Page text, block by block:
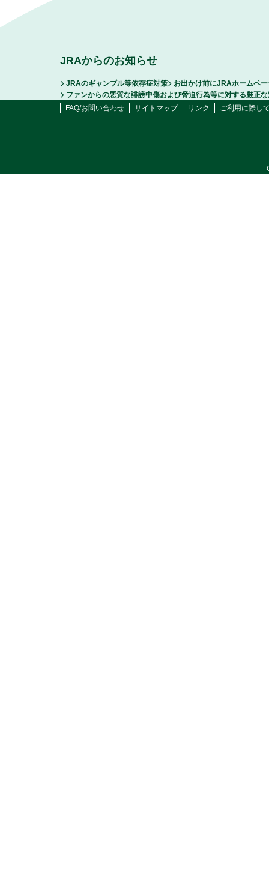
JRAからのお知らせ
JRAのギャンブル等依存症対策
お出かけ前にJRAホームペ
ファンからの悪質な誹謗中傷および脅迫行為等に対する厳正
FAQ/お問い合わせ
サイトマップ リンク ご利用に際し